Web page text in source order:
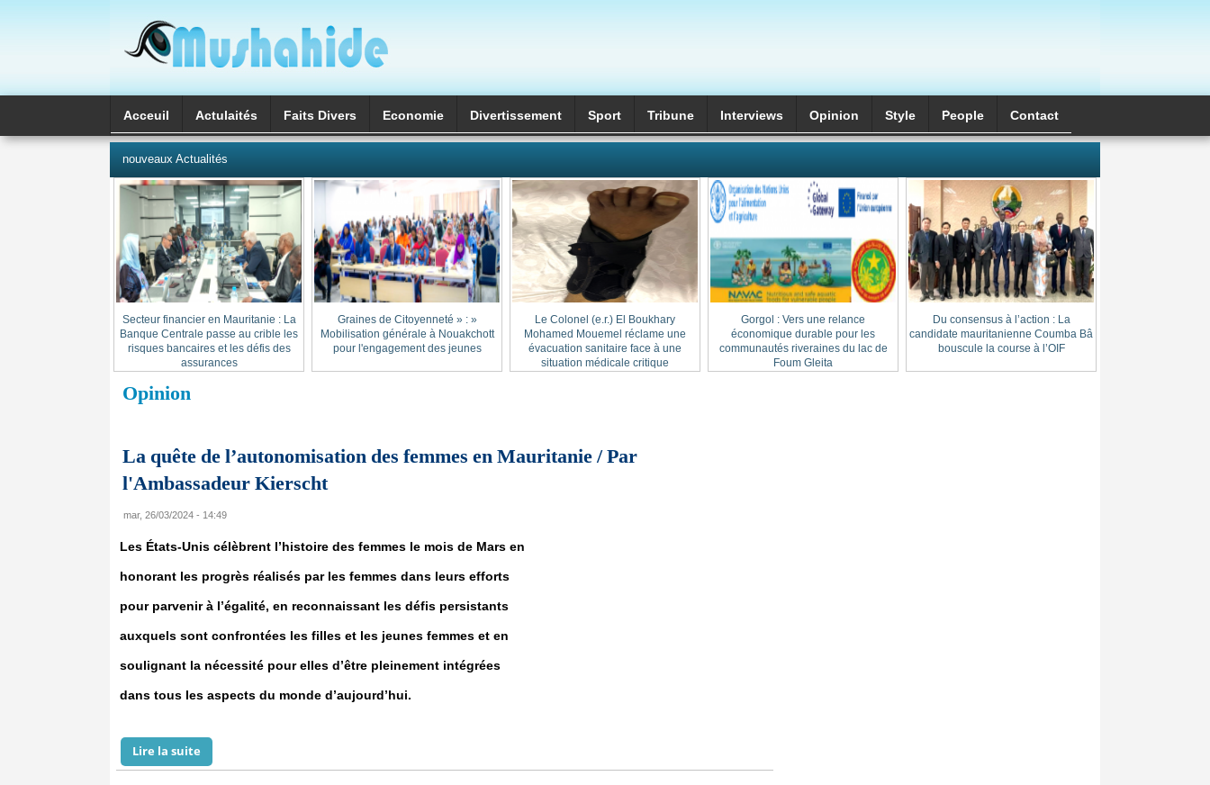
Acceuil Actulaités Faits Divers Economie Divertissement Sport Tribune Interviews Opinion Style َPeople Contact
nouveaux Actualités
Du consensus à l’action : La
candidate mauritanienne Coumba Bâ
bouscule la course à l’OIF
Gorgol : Vers une relance
économique durable pour les
communautés riveraines du lac de
Foum Gleita
Le Colonel (e.r.) El Boukhary
Mohamed Mouemel réclame une
évacuation sanitaire face à une
situation médicale critique
« Graines de Citoyenneté » :
Mobilisation générale à Nouakchott
pour l'engagement des jeunes
Secteur financier en Mauritanie : La
Banque Centrale passe au crible les
risques bancaires et les défis des
assurances
Opinion
La quête de l’autonomisation des femmes en Mauritanie / Par
l'Ambassadeur Kierscht
mar, 26/03/2024 - 14:49
Les États-Unis célèbrent l’histoire des femmes le mois de Mars en
honorant les progrès réalisés par les femmes dans leurs efforts
pour parvenir à l’égalité, en reconnaissant les défis persistants
auxquels sont confrontées les filles et les jeunes femmes et en
soulignant la nécessité pour elles d’être pleinement intégrées
dans tous les aspects du monde d’aujourd’hui.
Lire la suite